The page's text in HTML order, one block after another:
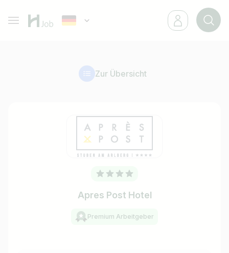
Zur Übersicht
Apres Post Hotel
Premium Arbeitgeber